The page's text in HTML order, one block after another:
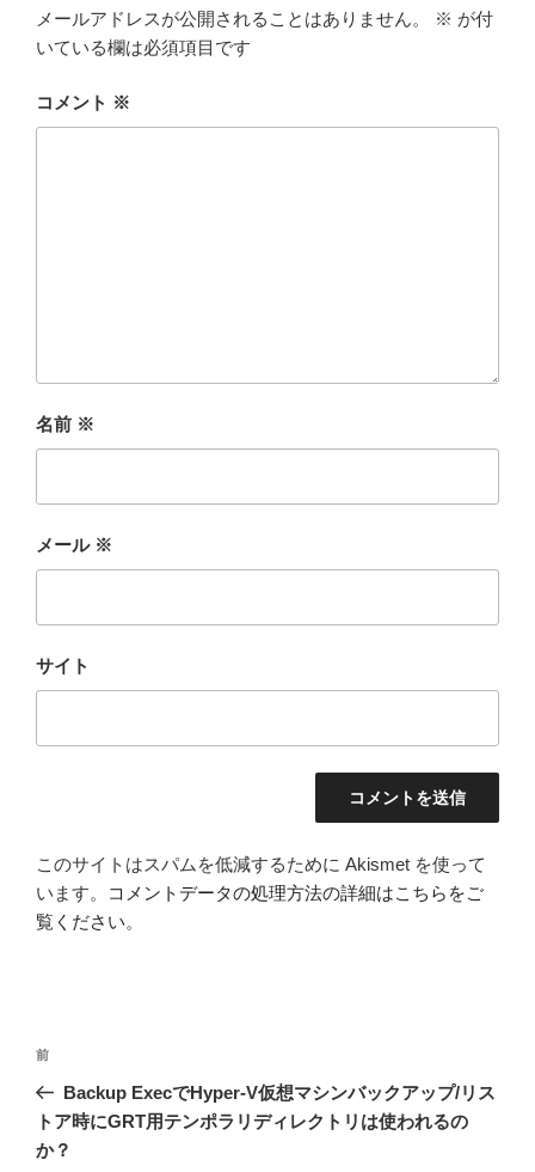
メールアドレスが公開されることはありません。 ※ が付
いている欄は必須項目です
コメント ※
名前 ※
メール ※
サイト
このサイトはスパムを低減するために Akismet を使って
います。
コメントデータの処理方法の詳細はこちらをご
覧ください。
投
ナ
ビ
前
の
投
稿
前
Backup ExecでHyper-V仮想マシンバックアップ/リス
トア時にGRT用テンポラリディレクトリは使われるの
か？